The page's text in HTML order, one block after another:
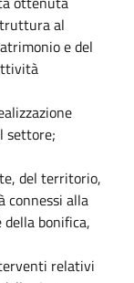
al
e del
settore;
del territorio,
connessi alla
bonifica,
relativi